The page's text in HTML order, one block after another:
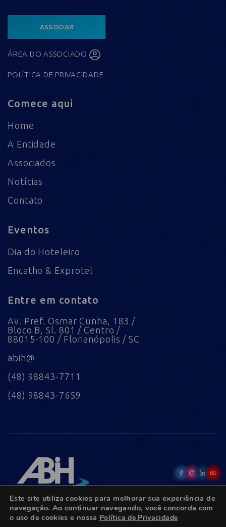
ASSOCIAR
ÁREA DO ASSOCIADO
POLÍTICA DE PRIVACIDADE
Comece aqui
Home
A Entidade
Associados
Notícias
Contato
Eventos
Dia do Hoteleiro
Encatho & Exprotel
Entre em contato
Av. Pref. Osmar Cunha, 183 /
Bloco B, Sl. 801 / Centro /
88015-100 / Florianópolis / SC
abih@
(48) 98843-7711
(48) 98843-7659
Este site utiliza cookies para melhorar sua experiência de
navegação. Ao continuar navegando, você concorda com
o uso de cookies e nossa Política de Privacidade